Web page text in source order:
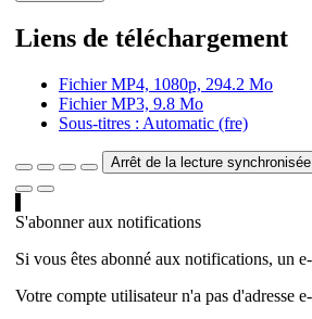
Liens de téléchargement
Fichier MP4, 1080p, 294.2 Mo
Fichier MP3, 9.8 Mo
Sous-titres : Automatic (fre)
Arrêt de la lecture synchronisée
S'abonner aux notifications
Si vous êtes abonné aux notifications, un
Votre compte utilisateur n'a pas d'adresse